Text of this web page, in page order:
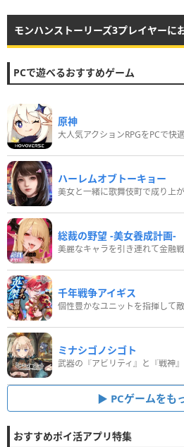
モンハンストーリーズ3プレイヤーに
PCで遊べるおすすめゲーム
原神
大人気アクションRPGをPCで快
ハーレムオブトーキョー
美女と一緒に歌舞伎町で成り上が
総裁の野望 -美女養成計画-
美麗なキャラを引き連れて金融
千年戦争アイギス
個性豊かなユニットを指揮して
ミナシゴノシゴト
PCゲームをも
おすすめポイ活アプリ特集